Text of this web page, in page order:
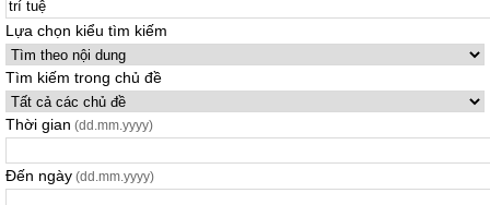
Lựa chọn kiểu tìm kiếm
Tìm kiếm trong chủ đề
Thời gian (dd.mm.yyyy)
Đến ngày (dd.mm.yyyy)